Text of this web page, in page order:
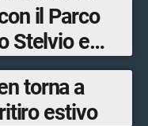
e Como
il Parco
Stelvio e
torna a
estivo